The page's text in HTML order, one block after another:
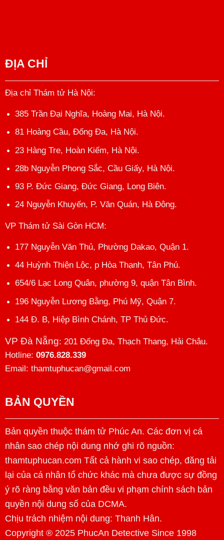
ĐỊA CHỈ
Địa chỉ Thám tử Hà Nội:
385 Trần Đại Nghĩa, Hoàng Mai, Hà Nội.
81 Hoàng Cầu, Đống Đa, Hà Nội.
23 Hàng Tre, Hoàn Kiếm, Hà Nội.
28b Nguyễn Phong Sắc, Cầu Giấy, Hà Nội.
93 P. Đức Giang, Đức Giang, Long Biên.
24 Nguyễn Khuyến, P. Văn Quán, Hà Đông.
VP Thám tử Sài Gòn HCM:
177 Nguyễn Văn Thủ, Phường Dakao, Quận 1.
44 Huỳnh Thiện Lộc, p Hòa Thạnh, Tân Phú.
654/6 Lạc Long Quân, phường 9, quận Tân Bình.
196 Nguyễn Lương Bằng, Phú Mỹ, Quận 7.
144 Đ. B, Hiệp Bình Chánh, TP Thủ Đức.
VP Đà Nẵng: 201 Đống Đa, Thạch Thang, Hải Châu.
Hotline: 0976.828.339
Email: thamtuphucan@gmail.com
BẢN QUYỀN
Bản quyền thuộc thám tử Phúc An. Các đơn vị cá
nhân sao chép nội dung nhớ ghi rõ nguồn:
thamtuphucan.com Tất cả hành vi sao chép, đăng tải
lại của cá nhân tổ chức khác mà chưa được sự đồng
ý rõ ràng bằng văn bản đều vi phạm chính sách bản
quyền nội dung số của DCMA.
Chịu trách nhiệm nội dung: Thanh Hân.
Copyright ® 2025 PhucAn Detective Since 1998